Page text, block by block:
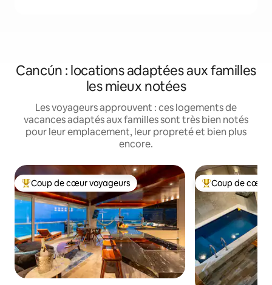
Cancún : locations adaptées aux familles
les mieux notées
Les voyageurs approuvent : ces logements de
vacances adaptés aux familles sont très bien notés
pour leur emplacement, leur propreté et bien plus
encore.
Coups de cœur voyageurs les plus appréciés
Coup de cœur voyageurs Coups de cœur
Coup de cœur